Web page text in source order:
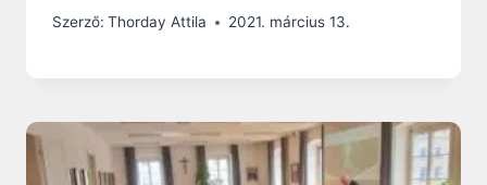
Szerző: Thorday Attila 2021. március 13.